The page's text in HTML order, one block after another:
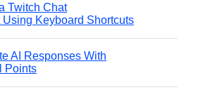
Twitch Chat
Keyboard Shortcuts
AI Responses With
Points